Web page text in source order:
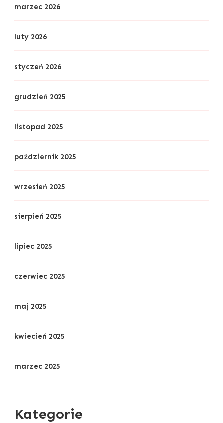
marzec 2026
luty 2026
styczeń 2026
grudzień 2025
listopad 2025
październik 2025
wrzesień 2025
sierpień 2025
lipiec 2025
czerwiec 2025
maj 2025
kwiecień 2025
marzec 2025
Kategorie